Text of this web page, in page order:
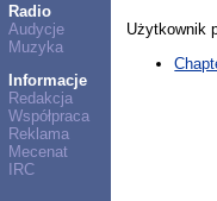
Radio
Audycje
Muzyka
Informacje
Redakcja
Współpraca
Reklama
Mecenat
IRC
Użytkownik